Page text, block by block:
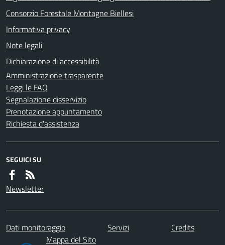
Consorzio Forestale Montagne Biellesi
Informativa privacy
Note legali
Dichiarazione di accessibilità
Amministrazione trasparente
Leggi le FAQ
Segnalazione disservizio
Prenotazione appuntamento
Richiesta d'assistenza
SEGUICI SU
Newsletter
Dati monitoraggio Servizi
Credits
Mappa del Sito